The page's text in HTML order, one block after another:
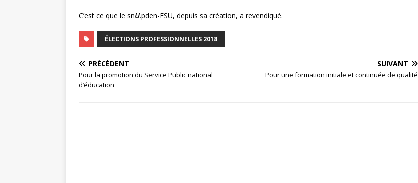
C’est ce que le snU.pden-FSU, depuis sa création, a revendiqué.
ÉLECTIONS PROFESSIONNELLES 2018
PRÉCÉDENT
Pour la promotion du Service Public national
d’éducation
SUIVANT
Pour une formation initiale et continuée de qualité